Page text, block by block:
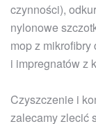
czynności),
nylonowe
mop z
i impregnatów z
Czyszczenie i
zalecamy zlecić